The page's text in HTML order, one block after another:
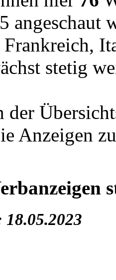
angeschaut
stetig
Anzeigen
18.05.2023